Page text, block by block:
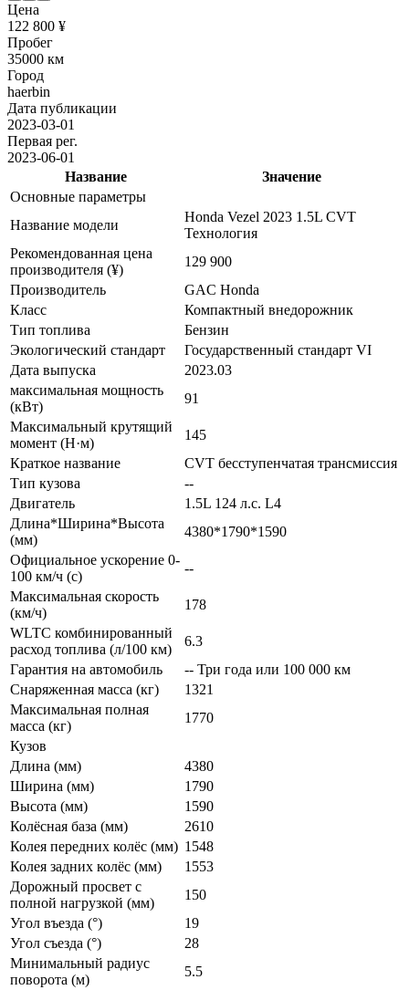
Цена
122 800 ¥
Пробег
35000 км
Город
haerbin
Дата публикации
2023-03-01
Первая рег.
2023-06-01
Название
Значение
Основные параметры
Название модели
Honda Vezel 2023 1.5L CVT
Технология
Рекомендованная цена
производителя (¥)
129 900
Производитель
GAC Honda
Класс
Компактный внедорожник
Тип топлива
Бензин
Экологический стандарт
Государственный стандарт VI
Дата выпуска
2023.03
максимальная мощность
(кВт)
91
Максимальный крутящий
момент (Н·м)
145
Краткое название
CVT бесступенчатая трансмиссия
Тип кузова
--
Двигатель
1.5L 124 л.с. L4
Длина*Ширина*Высота
(мм)
4380*1790*1590
Официальное ускорение 0-
100 км/ч (с)
--
Максимальная скорость
(км/ч)
178
WLTC комбинированный
расход топлива (л/100 км)
6.3
Гарантия на автомобиль
-- Три года или 100 000 км
Снаряженная масса (кг)
1321
Максимальная полная
масса (кг)
1770
Кузов
Длина (мм)
4380
Ширина (мм)
1790
Высота (мм)
1590
Колёсная база (мм)
2610
Колея передних колёс (мм) 1548
Колея задних колёс (мм)
1553
Дорожный просвет с
полной нагрузкой (мм)
150
Угол въезда (°)
19
Угол съезда (°)
28
Минимальный радиус
поворота (м)
5.5